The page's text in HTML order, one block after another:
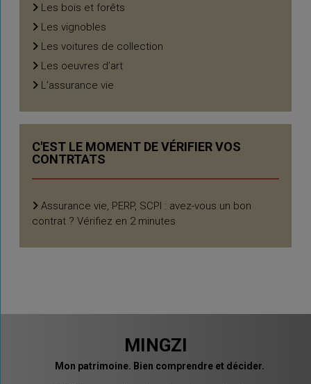
Les bois et forêts
Les vignobles
Les voitures de collection
Les oeuvres d’art
L’assurance vie
C'EST LE MOMENT DE VÉRIFIER VOS
CONTRTATS
Assurance vie, PERP, SCPI : avez-vous un bon
contrat ? Vérifiez en 2 minutes
MINGZI
Mon patrimoine. Bien comprendre et décider.